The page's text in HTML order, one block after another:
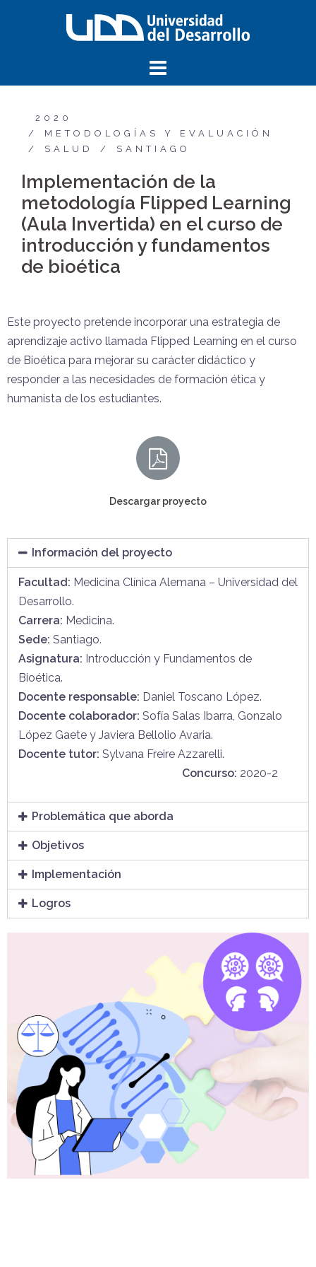
2020
METODOLOGÍAS Y EVALUACIÓN
SALUD
SANTIAGO
Implementación de la
metodología Flipped Learning
(Aula Invertida) en el curso de
introducción y fundamentos
de bioética
Este proyecto pretende incorporar una estrategia de
aprendizaje activo llamada Flipped Learning en el curso
de Bioética para mejorar su carácter didáctico y
responder a las necesidades de formación ética y
humanista de los estudiantes.
Descargar proyecto
Información del proyecto
Facultad: Medicina Clínica Alemana – Universidad del
Desarrollo.
Carrera: Medicina.
Sede: Santiago.
Asignatura: Introducción y Fundamentos de
Bioética.
Docente responsable: Daniel Toscano López.
Docente colaborador: Sofía Salas Ibarra, Gonzalo
López Gaete y Javiera Bellolio Avaria.
Docente tutor: Sylvana Freire Azzarelli.
Concurso: 2020-2
Problemática que aborda
Objetivos
Implementación
Logros